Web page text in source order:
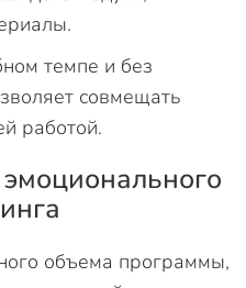
темпе и без
совмещать
работой.
объема программы,